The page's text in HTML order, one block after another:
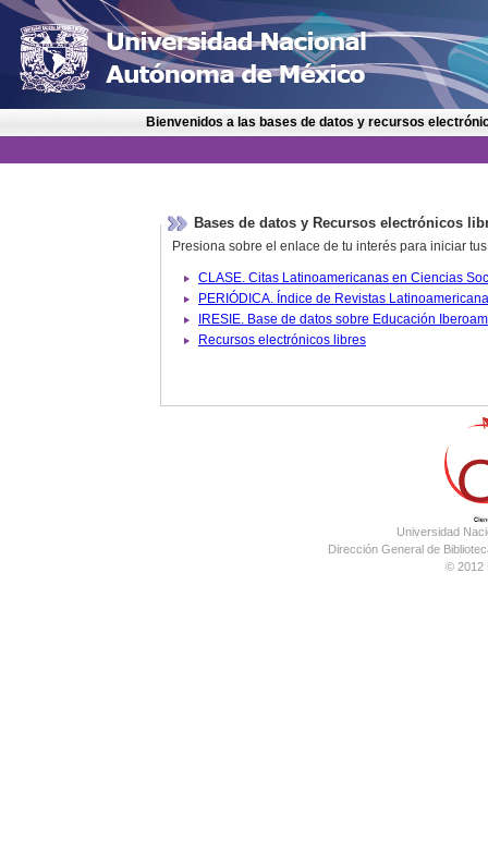
Bienvenidos a las bases de datos y recursos
Bases de datos y Recursos electrónicos
Presiona sobre el enlace de tu interés para iniciar
IRESIE. Base de datos
Recursos electrónicos libres
Universidad
Dirección General de
© 2012